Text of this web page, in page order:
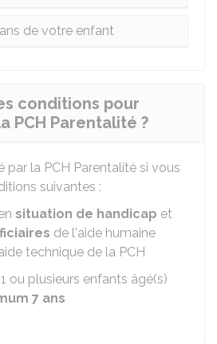
de votre enfant
conditions pour
PCH Parentalité ?
par la PCH Parentalité si vous
suivantes :
situation de handicap et
de l'aide humaine
technique de la PCH
ou plusieurs enfants âgé(s)
7 ans